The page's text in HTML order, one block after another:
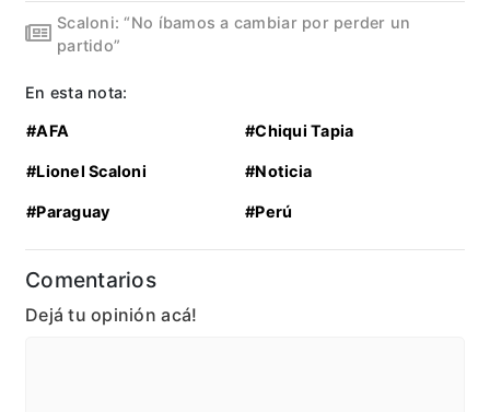
Scaloni: “No íbamos a cambiar por perder un
partido”
En esta nota:
#AFA #Chiqui Tapia
#Lionel Scaloni #Noticia
#Paraguay #Perú
Comentarios
Dejá tu opinión acá!